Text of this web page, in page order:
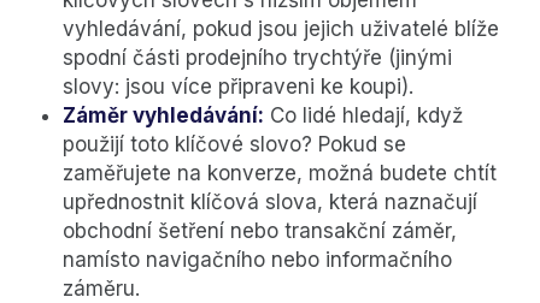
vyhledávání, pokud jsou jejich uživatelé blíže
spodní části prodejního trychtýře (jinými
slovy: jsou více připraveni ke koupi).
Záměr vyhledávání: Co lidé hledají, když
použijí toto klíčové slovo? Pokud se
zaměřujete na konverze, možná budete chtít
upřednostnit klíčová slova, která naznačují
obchodní šetření nebo transakční záměr,
namísto navigačního nebo informačního
záměru.